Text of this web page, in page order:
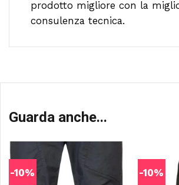
prodotto migliore con la
consulenza tecnica.
Guarda anche...
-10% -10%